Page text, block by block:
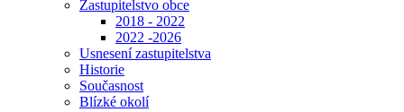
Zastupitelstvo obce
2018 - 2022
2022 -2026
Usnesení zastupitelstva
Historie
Současnost
Blízké okolí